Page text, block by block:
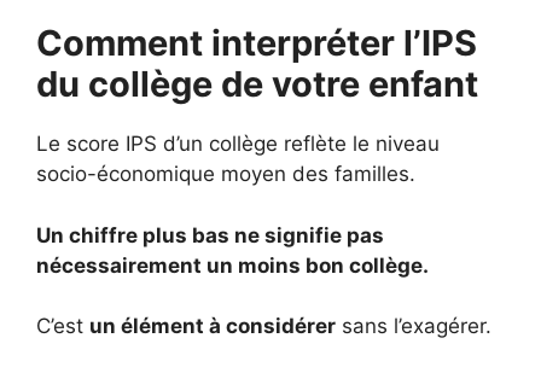
Comment interpréter l’IPS
du collège de votre enfant
Le score IPS d’un collège reflète le niveau
socio-économique moyen des familles.
Un chiffre plus bas ne signifie pas
nécessairement un moins bon collège.
C’est un élément à considérer sans l’exagérer.